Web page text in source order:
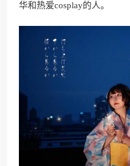
华和热爱cosplay的人。